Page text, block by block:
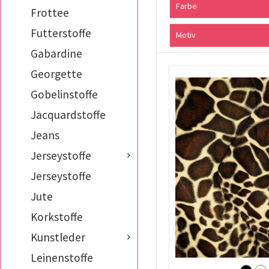
Frottee
Futterstoffe
Gabardine
Georgette
Gobelinstoffe
Jacquardstoffe
Jeans
Jerseystoffe
Jerseystoffe
Jute
Korkstoffe
Kunstleder
Leinenstoffe
Farbe
beige
blau
braun
bunt
grau
grün
natur
pink
rosa
schwarz
weiß
Motiv
Camouflage
Geometrisch
gerippt
Streifen
Tierfell
Uni